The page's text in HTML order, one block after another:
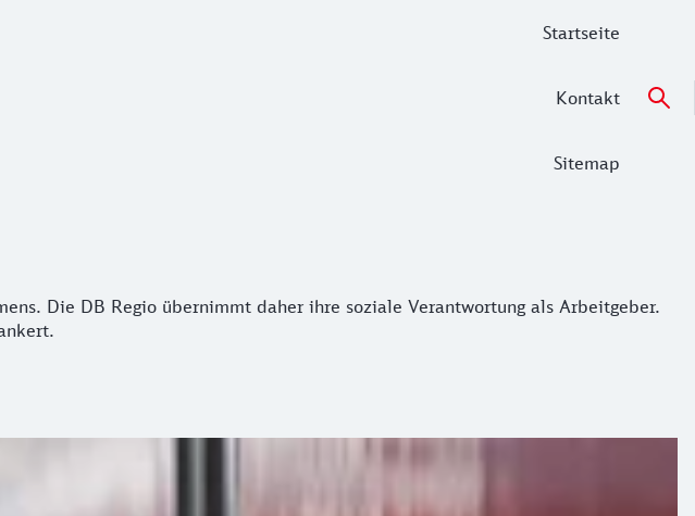
Startseite
Kontakt
Sitemap
Die DB Regio übernimmt daher ihre soziale Verantwortung als Arbeitgeber.